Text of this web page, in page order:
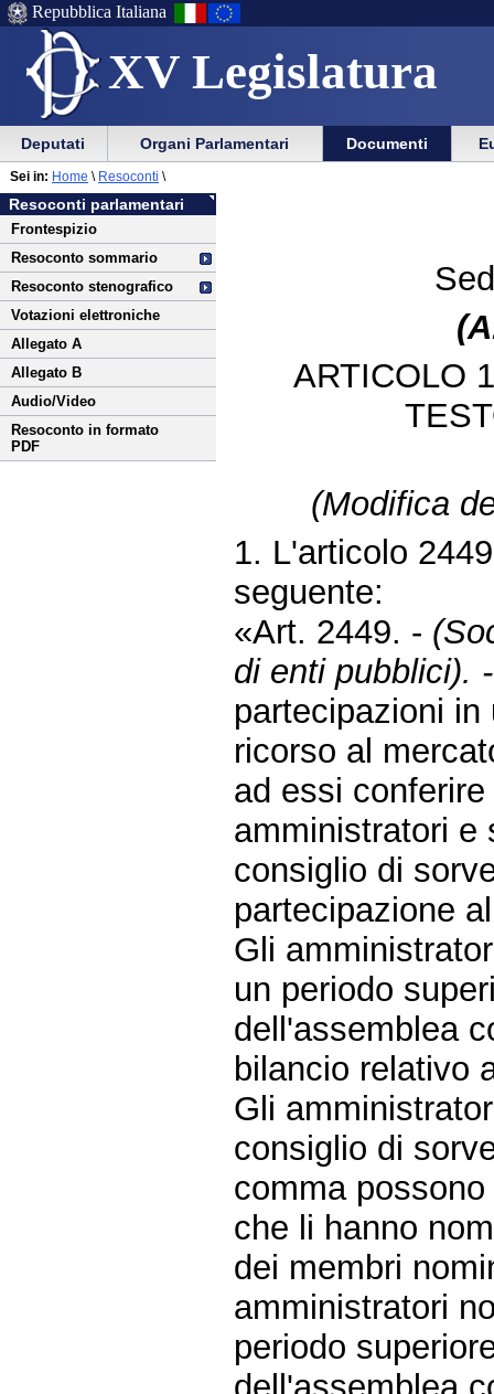
XV Legislatura
Menu
di
ausilio
alla
navigazione
Vai
Menu
di
navigazione
principale
Repubblica Italiana
Menu
di
navigazione
principale
Vai
menu
di
sezione
Deputati Organi Parlamentari Documenti
Vai
al
contenuto
Resoconti parlamentari
Frontespizio
Resoconto sommario
Resoconto stenografico
Votazioni elettroniche
Allegato A
Allegato B
Audio/Video
Resoconto in formato
PDF
Sei in: Home \ Resoconti \
ARTICOLO
(Modifica
1. L'articolo
seguente:
«Art. 2449. -
di enti pubblici). -
partecipazioni
ricorso al
ad essi
amministratori e
consiglio di
partecipazione
Gli
un periodo
dell'assemblea
bilancio relativo
Gli
consiglio di
comma
che li hanno
dei membri
amministratori
periodo